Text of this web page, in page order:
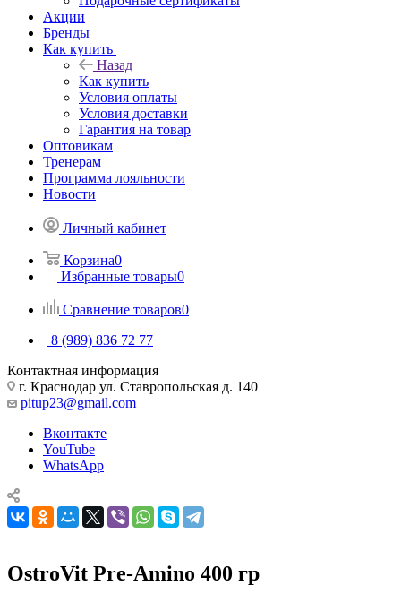
Акции
Бренды
Как купить
Назад
Как купить
Условия оплаты
Условия доставки
Гарантия на товар
Оптовикам
Тренерам
Программа лояльности
Новости
Личный кабинет
Корзина0
Избранные товары0
Сравнение товаров0
8 (989) 836 72 77
Контактная информация
г. Краснодар ул. Ставропольская д. 140
pitup23@gmail.com
Вконтакте
YouTube
WhatsApp
OstroVit Pre-Amino 400 гр